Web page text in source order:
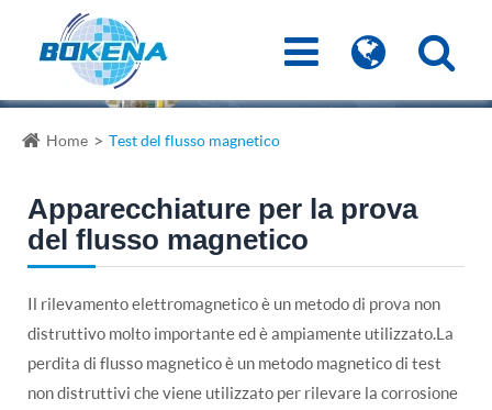
Home Test del flusso magnetico
Apparecchiature per la prova
del flusso magnetico
Il rilevamento elettromagnetico è un metodo di prova non
distruttivo molto importante ed è ampiamente utilizzato.La
perdita di flusso magnetico è un metodo magnetico di test
non distruttivi che viene utilizzato per rilevare la corrosione